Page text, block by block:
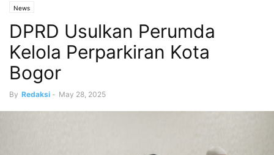
News
DPRD Usulkan Perumda
Kelola Perparkiran Kota
Bogor
By Redaksi - May 28, 2025